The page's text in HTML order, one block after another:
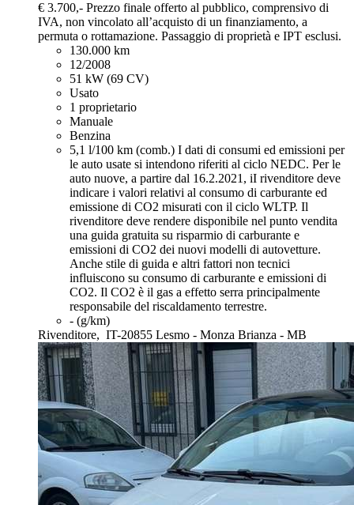
€ 3.700,- Prezzo finale offerto al pubblico, comprensivo di
IVA, non vincolato all’acquisto di un finanziamento, a
permuta o rottamazione. Passaggio di proprietà e IPT esclusi.
130.000 km
12/2008
51 kW (69 CV)
Usato
1 proprietario
Manuale
Benzina
5,1 l/100 km (comb.) I dati di consumi ed emissioni per
le auto usate si intendono riferiti al ciclo NEDC. Per le
auto nuove, a partire dal 16.2.2021, iI rivenditore deve
indicare i valori relativi al consumo di carburante ed
emissione di CO2 misurati con il ciclo WLTP. Il
rivenditore deve rendere disponibile nel punto vendita
una guida gratuita su risparmio di carburante e
emissioni di CO2 dei nuovi modelli di autovetture.
Anche stile di guida e altri fattori non tecnici
influiscono su consumo di carburante e emissioni di
CO2. Il CO2 è il gas a effetto serra principalmente
responsabile del riscaldamento terrestre.
- (g/km)
Rivenditore, IT-20855 Lesmo - Monza Brianza - MB